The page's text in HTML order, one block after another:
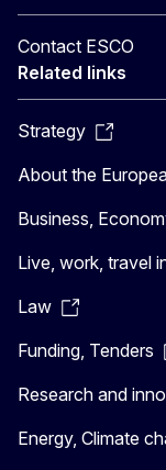
Contact ESCO
Related links
Strategy
About the
Business,
Live, work, travel
Law
Funding, Tenders
Research and
Energy, Climate